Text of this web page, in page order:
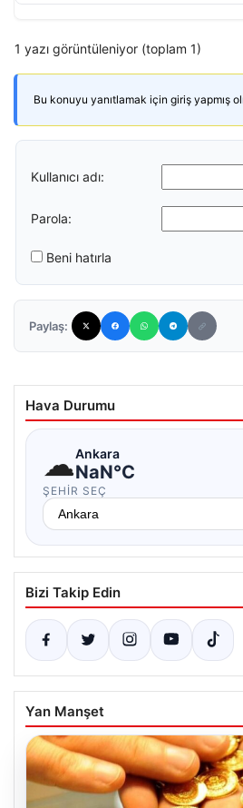
1 yazı görüntüleniyor (toplam 1)
Bu konuyu yanıtlamak için giriş yapmış
Kullanıcı adı:
Parola:
Beni hatırla
Paylaş:
Hava Durumu
☁Ankara
NaN°C
ŞEHIR SEÇ
Bizi Takip Edin
Yan Manşet